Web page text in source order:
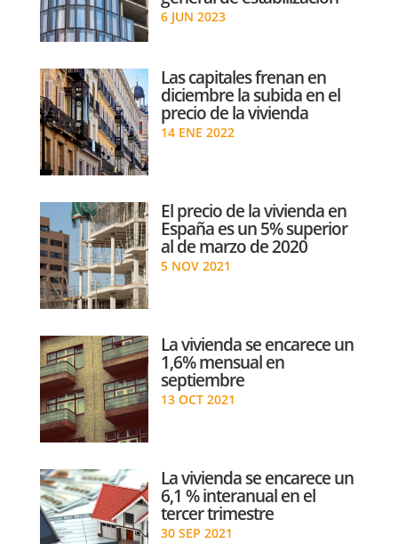
6 JUN 2023
Las capitales frenan en
diciembre la subida en el
precio de la vivienda
14 ENE 2022
El precio de la vivienda en
España es un 5% superior
al de marzo de 2020
5 NOV 2021
La vivienda se encarece un
1,6% mensual en
septiembre
13 OCT 2021
La vivienda se encarece un
6,1 % interanual en el
tercer trimestre
30 SEP 2021